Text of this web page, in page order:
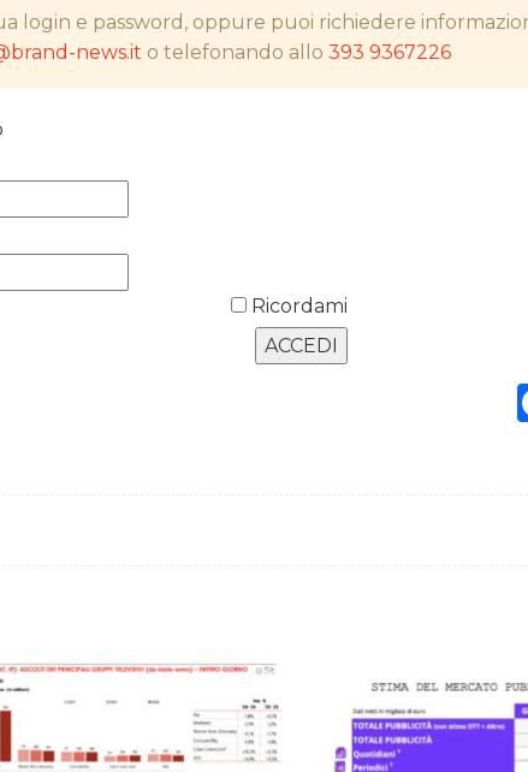
TREND
login e password, oppure puoi richiedere
news.it o telefonando allo393 9367226
Ricordami